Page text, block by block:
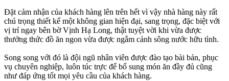
Đặt cảm nhận của khách hàng lên trên hết vì vậy nhà hàng này rất
chú trọng thiết kế một không gian hiện đại, sang trọng, đặc biệt với
vị trí ngay bên bờ Vịnh Hạ Long, thật tuyệt vời khi vừa được
thưởng thức đồ ăn ngon vừa được ngắm cảnh sông nước hữu tình.
Song song với đó là đội ngũ nhân viên được đào tạo bài bản, phục
vụ chuyên nghiệp, luôn túc trực để bổ sung món ăn đầy đủ cũng
như đáp ứng tốt mọi yêu cầu của khách hàng.